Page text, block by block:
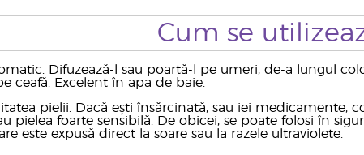
Cum se
Difuzează-l sau poartă-l pe umeri, de-a lungul
ceafă. Excelent în apa de baie.
pielii. Dacă ești însărcinată, sau iei medicamente,
pielea foarte sensibilă. De obicei, se poate folosi în
este expusă direct la soare sau la razele ultraviolete.